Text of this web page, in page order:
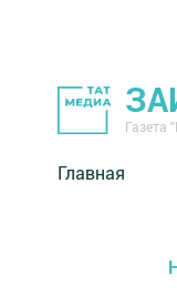
Газета
Главная